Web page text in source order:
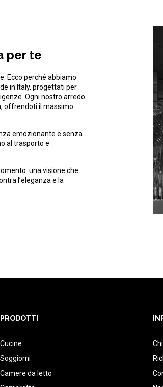
per te
Ecco perché abbiamo
in Italy, progettati per
Ogni nostro arredo
offrendoti il massimo
emozionante e senza
al trasporto e
una visione che
l’eleganza e la
PRODOTTI
Cucine
Soggiorni
Camere da letto